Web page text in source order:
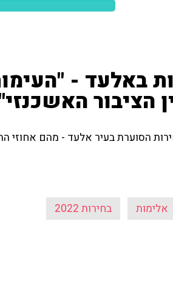
באלעד -
הציבור
הסוערת בעיר אלעד - מהם אחוזי
אלימות בחירות 2022